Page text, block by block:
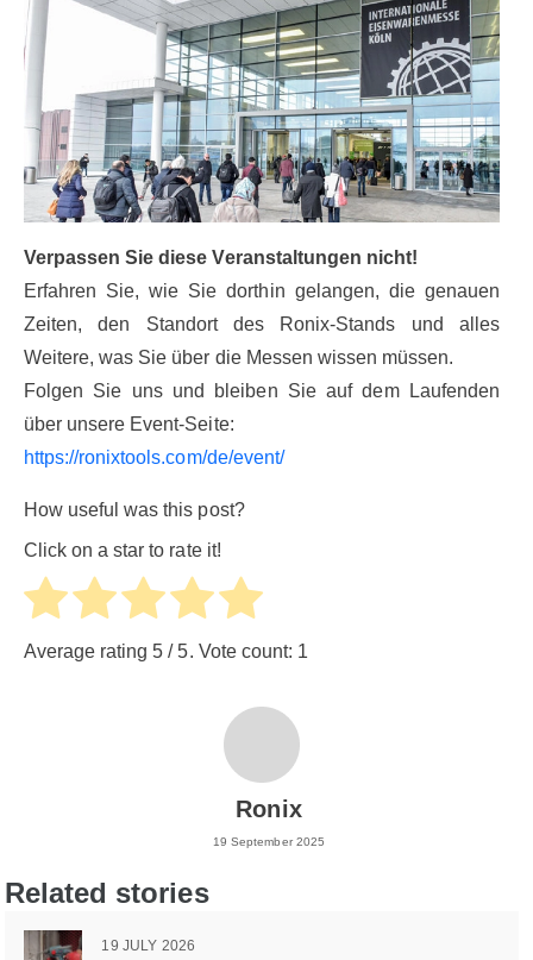
Verpassen Sie diese Veranstaltungen nicht!
Erfahren Sie, wie Sie dorthin gelangen, die genauen
Zeiten, den Standort des Ronix-Stands und alles
Weitere, was Sie über die Messen wissen müssen.
Folgen Sie uns und bleiben Sie auf dem Laufenden
über unsere Event-Seite:
https://ronixtools.com/de/event/
How useful was this post?
Click on a star to rate it!
Average rating5 / 5. Vote count: 1
Ronix
19 September 2025
Related stories
19 JULY 2026